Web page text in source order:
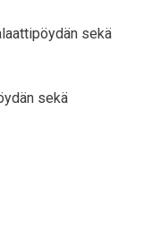
sekä
sekä